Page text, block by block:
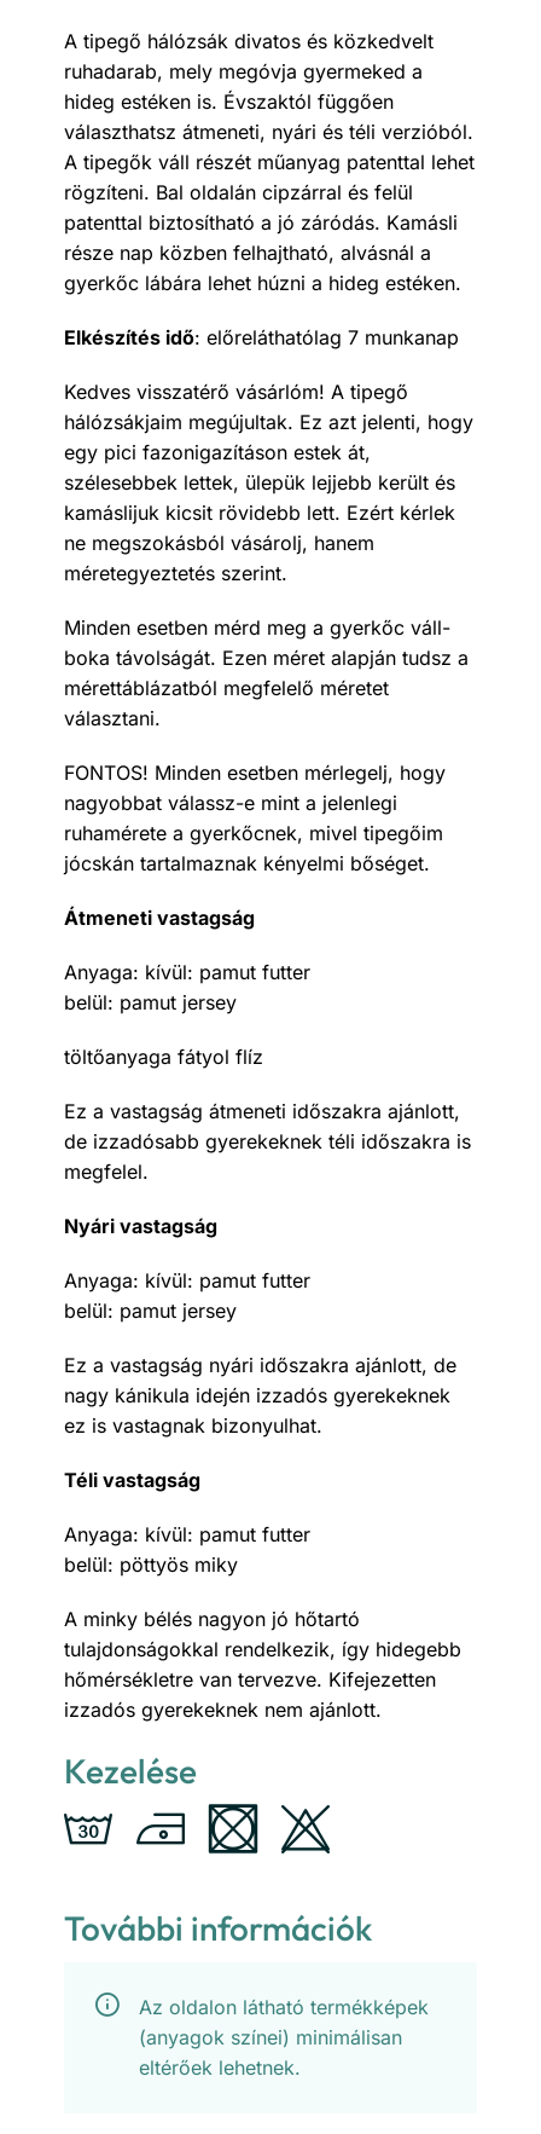
A tipegő hálózsák divatos és közkedvelt
ruhadarab, mely megóvja gyermeked a
hideg estéken is. Évszaktól függően
választhatsz átmeneti, nyári és téli verzióból.
A tipegők váll részét műanyag patenttal lehet
rögzíteni. Bal oldalán cipzárral és felül
patenttal biztosítható a jó záródás. Kamásli
része nap közben felhajtható, alvásnál a
gyerkőc lábára lehet húzni a hideg estéken.
Elkészítés idő: előreláthatólag 7 munkanap
Kedves visszatérő vásárlóm! A tipegő
hálózsákjaim megújultak. Ez azt jelenti, hogy
egy pici fazonigazításon estek át,
szélesebbek lettek, ülepük lejjebb került és
kamáslijuk kicsit rövidebb lett. Ezért kérlek
ne megszokásból vásárolj, hanem
méretegyeztetés szerint.
Minden esetben mérd meg a gyerkőc váll-
boka távolságát. Ezen méret alapján tudsz a
mérettáblázatból megfelelő méretet
választani.
FONTOS! Minden esetben mérlegelj, hogy
nagyobbat válassz-e mint a jelenlegi
ruhamérete a gyerkőcnek, mivel tipegőim
jócskán tartalmaznak kényelmi bőséget.
Átmeneti vastagság
Anyaga: kívül: pamut futter
belül: pamut jersey
töltőanyaga fátyol flíz
Ez a vastagság átmeneti időszakra ajánlott,
de izzadósabb gyerekeknek téli időszakra is
megfelel.
Nyári vastagság
Anyaga: kívül: pamut futter
belül: pamut jersey
Ez a vastagság nyári időszakra ajánlott, de
nagy kánikula idején izzadós gyerekeknek
ez is vastagnak bizonyulhat.
Téli vastagság
Anyaga: kívül: pamut futter
belül: pöttyös miky
A minky bélés nagyon jó hőtartó
tulajdonságokkal rendelkezik, így hidegebb
hőmérsékletre van tervezve. Kifejezetten
izzadós gyerekeknek nem ajánlott.
Kezelése
További információk
Az oldalon látható termékképek
(anyagok színei) minimálisan
eltérőek lehetnek.